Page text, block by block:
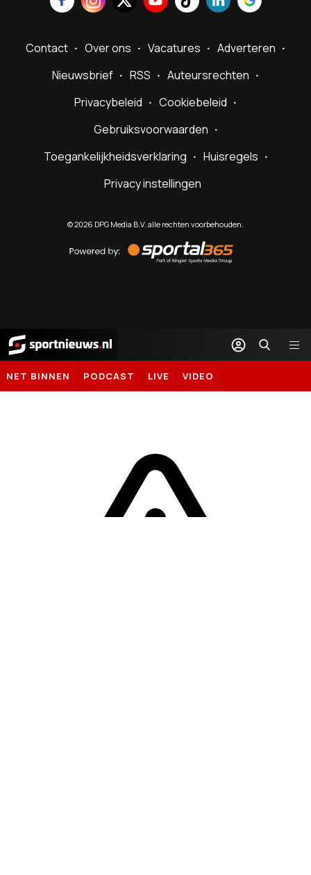
Contact Over ons Vacatures
Adverteren
Nieuwsbrief
RSS
Auteursrechten
Privacybeleid
Cookiebeleid
Gebruiksvoorwaarden
Toegankelijkheidsverklaring
Huisregels
Privacy instellingen
©2026 DPG Media B.V. alle rechten voorbehouden.
by
Sportal365
Sportnieuws.nl
NET BINNEN PODCAST LIVE VIDEO